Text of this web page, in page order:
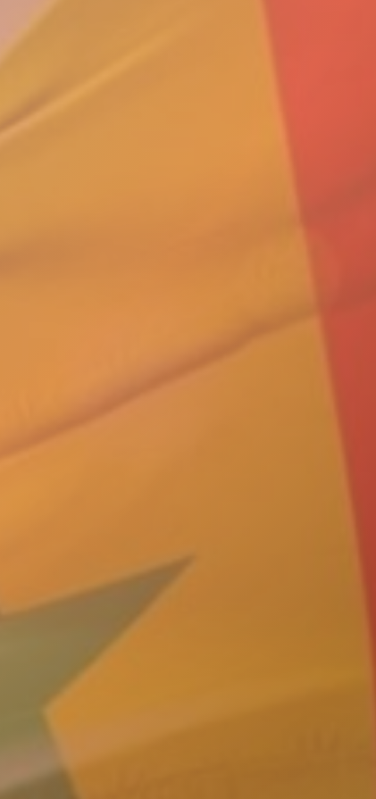
LA